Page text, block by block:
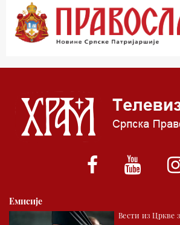
00.03 Црквена предавања и трибине
01.03 Живе речи - подкаст
*најважније вести емитујемо на сваки
Емисије
Вести из Цркве